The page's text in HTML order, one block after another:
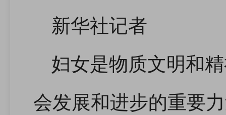
新华社记者
妇女是物质文明和
会发展和进步的重要